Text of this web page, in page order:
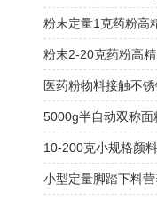
粉末定量1克药粉高
粉末2-20克药粉高
5000g半自动双称
10-200克小规格颜
小型定量脚踏下料